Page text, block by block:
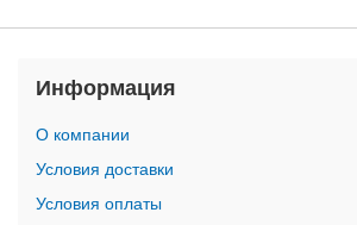
r
M
x
i
P
Информация
О компании
Условия доставки
Условия оплаты